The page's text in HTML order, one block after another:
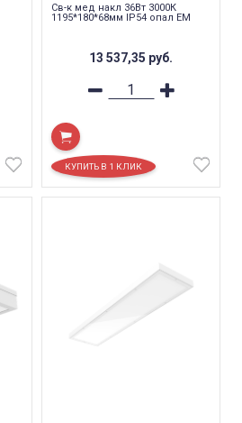
Св-к мед накл 36Вт 3000К
1195*180*68мм IP54 опал EM
13 537,35 руб.